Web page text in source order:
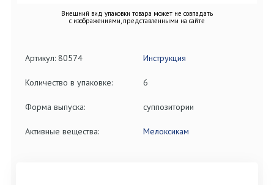
Внешний вид упаковки товара может не совпадать
с изображениями, представленными на сайте
Артикул: 80574 Инструкция
Количество в упаковке: 6
Форма выпуска: суппозитории
Активные вещества: Мелоксикам